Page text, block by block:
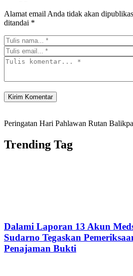
Alamat email Anda tidak akan
ditandai *
Peringatan Hari Pahlawan Rutan
Trending Tag
Dalami Laporan 13 Akun
Sudarno Tegaskan
Penajaman Bukti